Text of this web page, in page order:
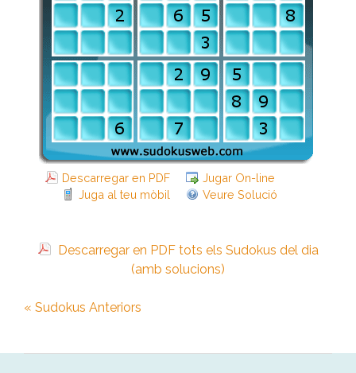
Descarregar en PDF
Jugar On-line
Juga al teu mòbil
Veure Solució
Descarregar en PDF tots els Sudokus del dia
(amb solucions)
« Sudokus Anteriors